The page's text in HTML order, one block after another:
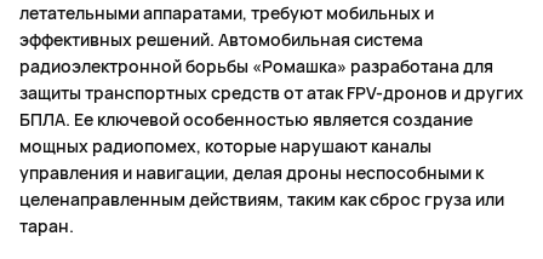
летательными аппаратами, требуют мобильных и
эффективных решений. Автомобильная система
радиоэлектронной борьбы «Ромашка» разработана для
защиты транспортных средств от атак FPV-дронов и других
БПЛА. Ее ключевой особенностью является создание
мощных радиопомех, которые нарушают каналы
управления и навигации, делая дроны неспособными к
целенаправленным действиям, таким как сброс груза или
таран.